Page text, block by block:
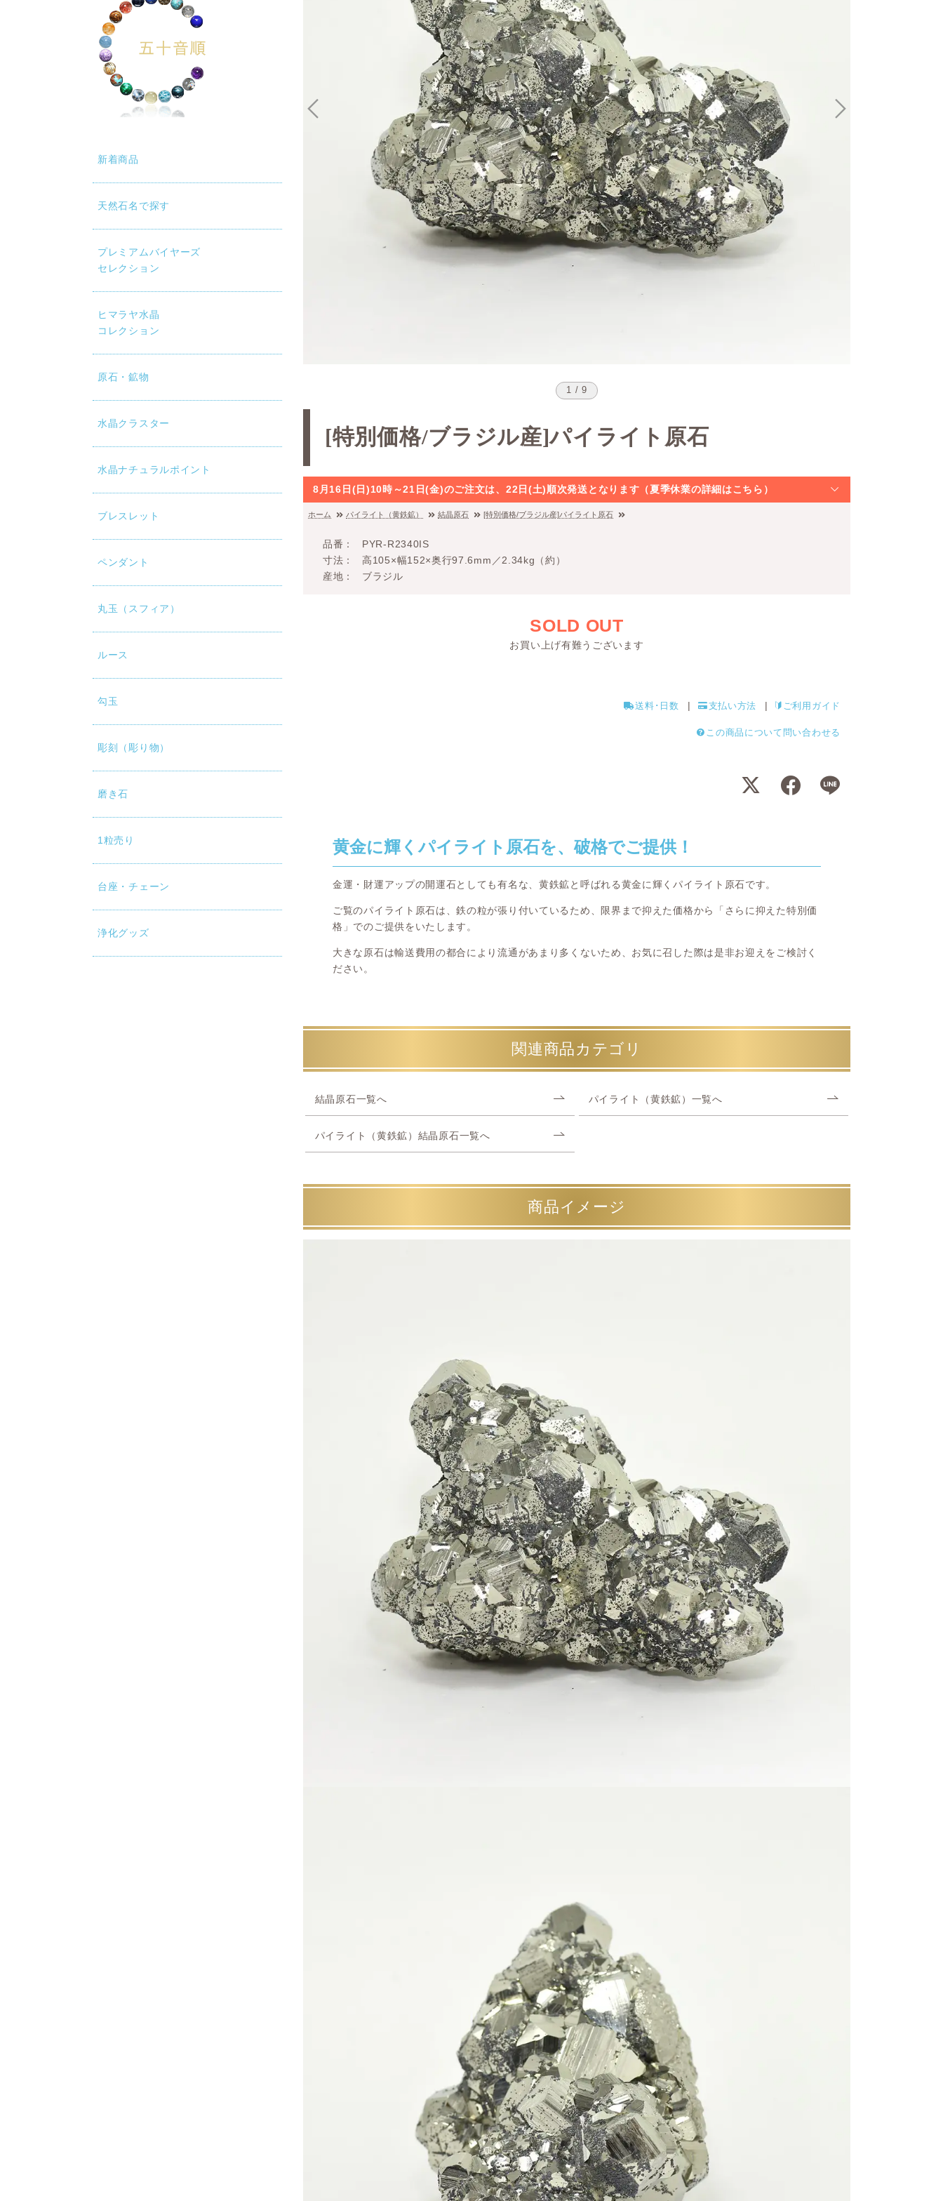
新着商品
天然石名で探す
プレミアムバイヤーズ
セレクション
ヒマラヤ水晶
コレクション
原石・鉱物
水晶クラスター
水晶ナチュラルポイント
ブレスレット
ペンダント
丸玉（スフィア）
ルース
勾玉
彫刻（彫り物）
磨き石
1粒売り
台座・チェーン
浄化グッズ
1 / 9
[特別価格/ブラジル産]パイライト原石
8月16日(日)10時～21日(金)のご注文は、22日(土)順次発送となります（夏季休業の詳細はこちら）
ホーム パイライト（黄鉄鉱） 結晶原石 [特別価格/ブラジル産]パイライト原石
品番
PYR-R2340IS
寸法
高105×幅152×奥行97.6mm／2.34kg（約）
産地
ブラジル
SOLD OUT
お買い上げ有難うございます
送料･日数 支払い方法 ご利用ガイド
この商品について問い合わせる
黄金に輝くパイライト原石を、破格でご提供！
金運・財運アップの開運石としても有名な、黄鉄鉱と呼ばれる黄金に輝くパイライト原石です。
ご覧のパイライト原石は、鉄の粒が張り付いているため、限界まで抑えた価格から「さらに抑えた特別価
格」でのご提供をいたします。
大きな原石は輸送費用の都合により流通があまり多くないため、お気に召した際は是非お迎えをご検討く
ださい。
関連商品カテゴリ
結晶原石一覧へ パイライト（黄鉄鉱）一覧へ
パイライト（黄鉄鉱）結晶原石一覧へ
商品イメージ